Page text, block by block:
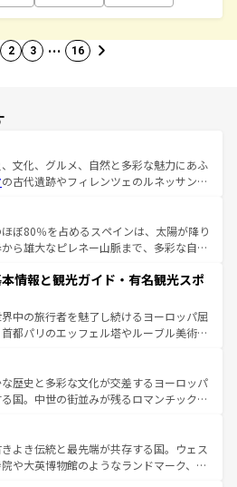
2 3 … 16
文化、グルメ、自然と多彩な魅力にあふ
の古代遺跡やフィレンツェのルネッサンス
の美しい田園風景やアマルフィ海岸の絶
も見逃せない。観光の合間には、本場の
、絶品のイタリア料理を堪能することも
リアで、忘れられない旅をしてみよう！
リア情報は
ぼ80％を占めるスペインは、太陽が降り
ら雄大なピレネー山脈まで、多彩な自然
国では、情熱的なフラメンコ、熱気あふ
美味しいタパスが生活の一部となってい
ドの洗練された雰囲気や、バルセロナの
角から、地方では古代ローマ遺跡や中世
て風土や気候が異なるスペインはその個
性で訪れる人を魅了する。 なお、新着のスペイン情報は コ
参照してほしい。
情報と観光ガイド・有名観光スポ
中の旅行者を魅了し続けるヨーロッパ屈
都パリのエッフェル塔やルーブル美術館
詰まっている。華麗な宮殿、歴史的な大
チ、そして豊かな自然が、訪れる者を心
た、フランスは美食の国としても知ら
の発祥地であるランス、プロヴァンスの
ー畑など、多彩な楽しみ方が可能だ。さ
地域にも魅力が溢れており、どの街角に
歴史と多彩な文化が交差するヨーロッパ
国。中世の街並みが残るロマンチック街
、どこを歩いても飽きることがない。ベ
気、バイエルン州のアルプスの絶景、そ
のワイン畑といった風景は必見。ビール
よき伝統と最先端が共存する国。ウェス
や大英博物館のようなランドマーク、歴